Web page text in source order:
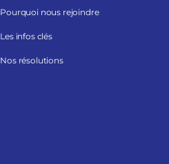
Pourquoi nous rejoindre
Les infos clés
Nos résolutions